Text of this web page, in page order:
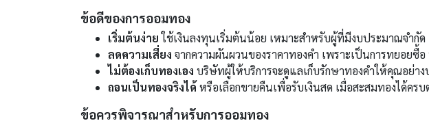
ข้อดีของการออมทอง
เริ่มต้นง่ายใช้เงินลงทุนเริ่มต้นน้อย เหมาะสำหรับผู้ที่มีงบประมาณจำกัด
ลดความเสี่ยง จากความผันผวนของราคาทองคำ เพราะเป็นการทยอยซื้อ
ไม่ต้องเก็บทองเอง บริษัทผู้ให้บริการจะดูแลเก็บรักษาทองคำให้คุณอย่าง
ถอนเป็นทองจริงได้ หรือเลือกขายคืนเพื่อรับเงินสด เมื่อสะสมทองได้ครบ
ข้อควรพิจารณาสำหรับการออมทอง